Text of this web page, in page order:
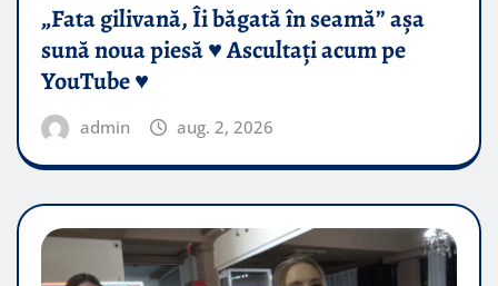
„Fata gilivană, Îi băgată în seamă” așa
sună noua piesă ♥️ Ascultați acum pe
YouTube ♥️
admin aug. 2, 2026